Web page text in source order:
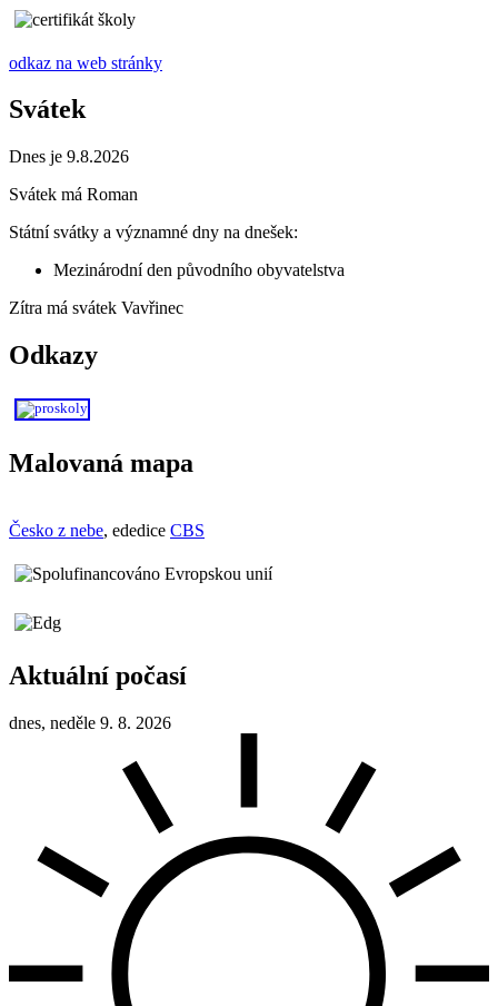
odkaz na web stránky
Svátek
Dnes je 9.8.2026
Svátek má Roman
Státní svátky a významné dny na dnešek:
Mezinárodní den původního obyvatelstva
Zítra má svátek Vavřinec
Odkazy
Malovaná mapa
Česko z nebe, ededice CBS
Aktuální počasí
dnes, neděle 9. 8. 2026